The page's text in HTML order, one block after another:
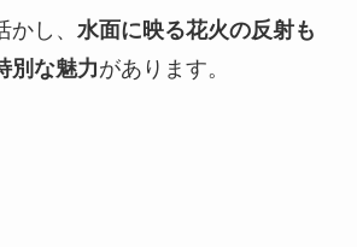
し、 水面に映る花火の反射も
別な魅力があります。